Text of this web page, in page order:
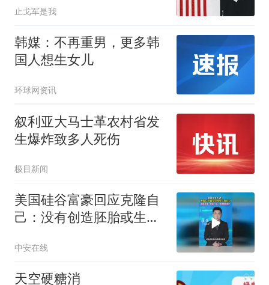
止戈军是我
韩媒：不再重男，更多韩
国人想生女儿
环球网资讯
叙利亚大马士革农村省发
生爆炸致多人死伤
极目新闻
美国硅谷富豪回应克隆自
己：没有创造胚胎或生命
中安在线
天空硬糖消